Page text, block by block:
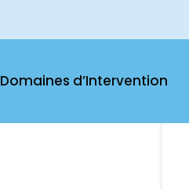
Domaines d’Intervention